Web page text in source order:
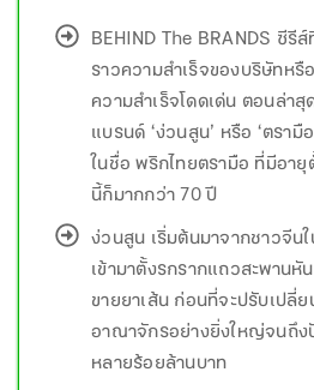
BEHIND The BRANDS ซีรี
ราวความสำเร็จของบริษัทห
ความสำเร็จโดดเด่น ตอนล่าสุ
แบรนด์ ‘ง่วนสูน’ หรือ ‘ตรา
ในชื่อ พริกไทยตรามือ ที่มีอา
นี้ก็มากกว่า 70 ปี
ง่วนสูน เริ่มต้นมาจากชาวจีน
เข้ามาตั้งรกรากแถวสะพานหั
ขายยาเส้น ก่อนที่จะปรับเปลี่
อาณาจักรอย่างยิ่งใหญ่จนถึง
หลายร้อยล้านบาท